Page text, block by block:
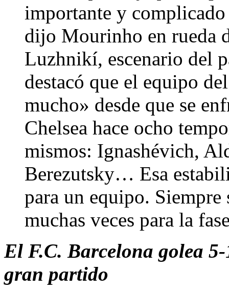
importante y
dijo Mourinho en rueda
Luzhnikí, escenario del
destacó que el equipo
mucho» desde que se
Chelsea hace ocho
mismos: Ignashévich,
Berezutsky… Esa
para un equipo.
muchas veces para la
El F.C. Barcelona golea
gran partido